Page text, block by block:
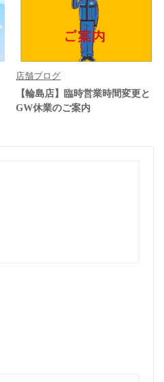
店舗ブログ
【輪島店】臨時営業時間変更と
GW休業のご案内